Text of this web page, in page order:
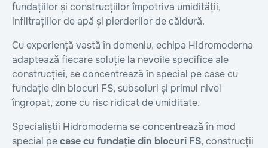
fundațiilor și construcțiilor împotriva umidității,
infiltrațiilor de apă și pierderilor de căldură.
Cu experiență vastă în domeniu, echipa Hidromoderna
adaptează fiecare soluție la nevoile specifice ale
construcției, se concentrează în special pe case cu
fundație din blocuri FS, subsoluri și primul nivel
îngropat, zone cu risc ridicat de umiditate.
Specialiștii Hidromoderna se concentrează în mod
special pecase cu fundație din blocuri FS, construcții